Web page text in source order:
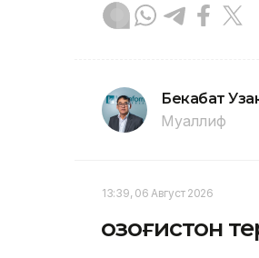
Бекабат
Муаллиф
13:39, 06 Август 2026
Қозоғистон